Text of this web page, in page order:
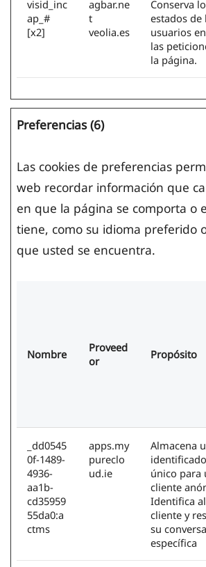
visid_inc
ap_#
[x2]
agbar.ne
t
veolia.es
Conserva
estados de
usuarios
las
la página.
Preferencias (6)
Las cookies de preferencias
web recordar información que
en que la página se comporta o
tiene, como su idioma preferido
que usted se encuentra.
Nombre
Proveed
or
Propósito
_dd0545
0f-1489-
4936-
aa1b-
cd35959
55da0:a
ctms
apps.my
pureclo
ud.ie
Almacena
único para
cliente
Identifica al
cliente y
su
específica